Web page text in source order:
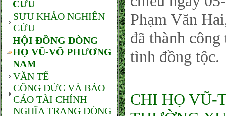
CỨU
SƯU KHẢO NGHIÊN
CỨU
HỘI ĐỒNG DÒNG
HỌ VŨ-VÕ PHƯƠNG
NAM
VĂN TẾ
CÔNG ĐỨC VÀ BÁO
CÁO TÀI CHÍNH
NGHĨA TRANG DÒNG
Phạm Văn
đã thành
tình đồng tộc.
CHI HỌ VŨ-